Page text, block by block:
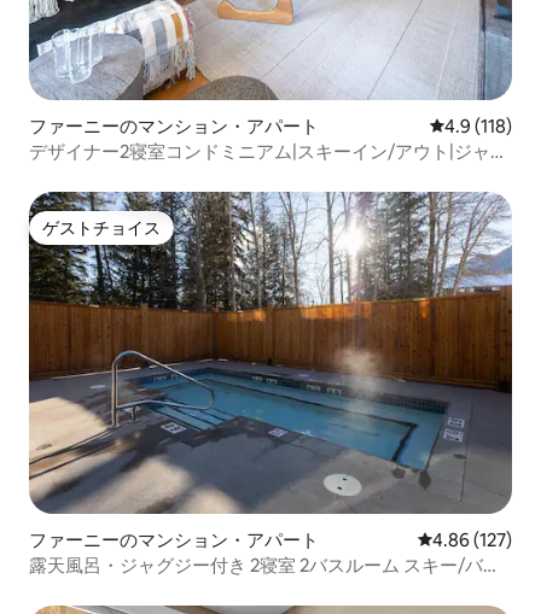
ファーニーのマンション・アパート レビュー118
4.9 (118)
デザイナー2寝室コンドミニアム|スキーイン/アウト|ジャグ
ゲストチョイス
ゲストチョイス
ファーニーのマンション・アパート レビュー127
4.86 (127)
露天風呂・ジャグジー付き 2寝室 2バスルーム スキー/バイ